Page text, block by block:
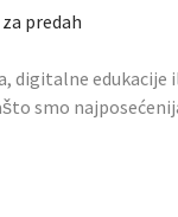
predah
digitalne
smo